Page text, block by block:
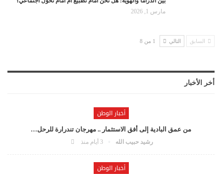
مارس 1, 2026
السابق التالي 1 من 8
أخر الأخبار
أخبار الوطن
من عمق البادية إلى أفق الاستثمار .. مهرجان تندرارة للرحل…
رشيد حبيب الله 3 أيام منذ
أخبار الوطن